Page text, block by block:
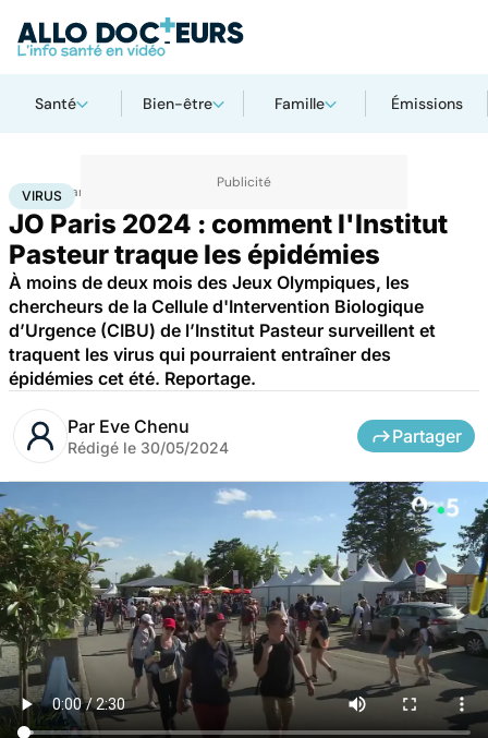
Santé Bien-être Famille Émissions
Accueil Santé Maladies infectieuses
VIRUS
JO Paris 2024 : comment l'Institut
Pasteur traque les épidémies
À moins de deux mois des Jeux Olympiques, les
chercheurs de la Cellule d'Intervention Biologique
d’Urgence (CIBU) de l’Institut Pasteur surveillent et
traquent les virus qui pourraient entraîner des
épidémies cet été. Reportage.
Par Eve Chenu
Rédigé le 30/05/2024
Partager